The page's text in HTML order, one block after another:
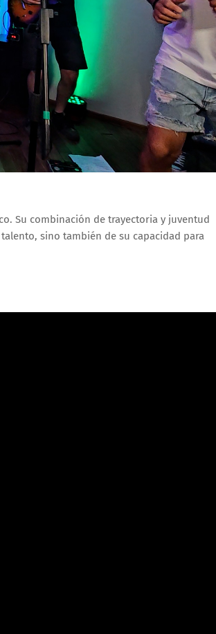
Su combinación de trayectoria y juventud
sino también de su capacidad para